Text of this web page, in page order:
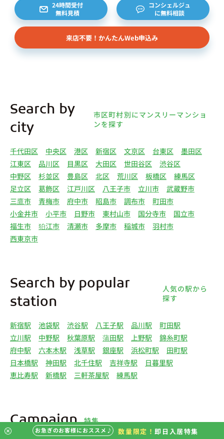
24時間受付
無料見積
コンシェルジュ
に無料相談
来店不要！かんたんWeb申込み
Search by
city
市区町村別にマンスリーマンショ
ンを探す
千代田区 中央区 港区 新宿区 文京区 台東区
墨田区
江東区
品川区 目黒区 大田区 世田谷区
渋谷区
中野区
杉並区 豊島区 北区 荒川区 板橋区
練馬区
足立区
葛飾区 江戸川区 八王子市 立川市
武蔵野市
三鷹市
青梅市 府中市 昭島市 調布市
町田市
小金井市
小平市 日野市 東村山市 国分寺市
国立市
福生市
狛江市 清瀬市 多摩市 稲城市
羽村市
西東京市
Search by popular
station
人気の駅から
探す
新宿駅 池袋駅 渋谷駅 八王子駅 品川駅
町田駅
立川駅
中野駅 秋葉原駅 蒲田駅 上野駅
錦糸町駅
府中駅
六本木駅 浅草駅 銀座駅 浜松町駅
田町駅
日本橋駅
神田駅 北千住駅 吉祥寺駅
日暮里駅
恵比寿駅
新橋駅 三軒茶屋駅 練馬駅
Campaign 特集
お急ぎのお客様におススメ♪ 数量限定！ 即日入居特集